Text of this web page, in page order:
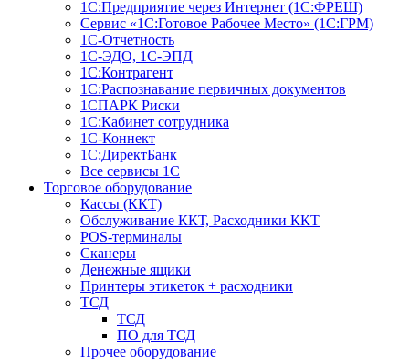
1С:Предприятие через Интернет (1С:ФРЕШ)
Сервис «1С:Готовое Рабочее Место» (1С:ГРМ)
1С-Отчетность
1С-ЭДО, 1С-ЭПД
1С:Контрагент
1С:Распознавание первичных документов
1СПАРК Риски
1С:Кабинет сотрудника
1С-Коннект
1С:ДиректБанк
Все сервисы 1С
Торговое оборудование
Кассы (ККТ)
Обслуживание ККТ, Расходники ККТ
POS-терминалы
Сканеры
Денежные ящики
Принтеры этикеток + расходники
ТСД
ТСД
ПО для ТСД
Прочее оборудование